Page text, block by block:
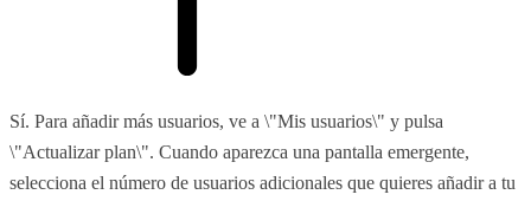
Sí. Para añadir más usuarios, ve a \"Mis usuarios\" y pulsa
\"Actualizar plan\". Cuando aparezca una pantalla emergente,
selecciona el número de usuarios adicionales que quieres añadir a tu